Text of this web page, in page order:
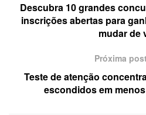
Descubra 10 grandes
inscrições abertas para
mudar de
Próxima
Teste de atenção
escondidos em